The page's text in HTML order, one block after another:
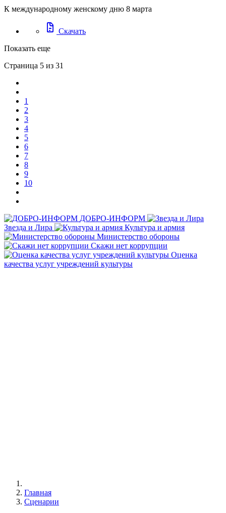
К международному женскому дню 8 марта
docs Скачать
Показать еще
Страница 5 из 31
1
2
3
4
5
6
7
8
9
10
ДОБРО-ИНФОРМ
Звезда и Лира
Культура и армия
Министерство обороны
Скажи нет коррупции
Оценка
качества услуг учреждений культуры
Главная
Сценарии